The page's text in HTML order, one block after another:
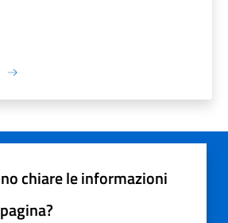
chiare le informazioni